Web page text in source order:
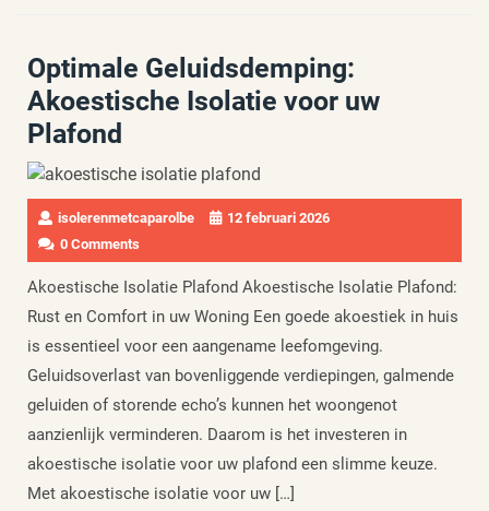
Optimale Geluidsdemping:
Akoestische Isolatie voor uw
Plafond
isolerenmetcaparolbe
12 februari 2026
0 Comments
Akoestische Isolatie Plafond Akoestische Isolatie Plafond:
Rust en Comfort in uw Woning Een goede akoestiek in huis
is essentieel voor een aangename leefomgeving.
Geluidsoverlast van bovenliggende verdiepingen, galmende
geluiden of storende echo’s kunnen het woongenot
aanzienlijk verminderen. Daarom is het investeren in
akoestische isolatie voor uw plafond een slimme keuze.
Met akoestische isolatie voor uw […]